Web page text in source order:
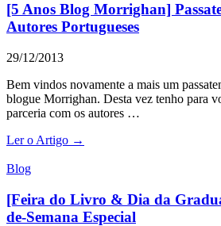
[5 Anos Blog Morrighan]
Autores Portugueses
29/12/2013
Bem vindos novamente a mais um
blogue Morrighan. Desta vez tenho para
parceria com os autores …
Ler o Artigo →
Blog
[Feira do Livro & Dia da
de-Semana Especial